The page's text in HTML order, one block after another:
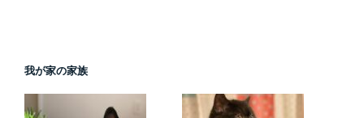
我が家の家族